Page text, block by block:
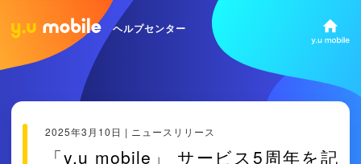
ヘルプセンター
2025年3月10日 | ニュースリリース
「y.u mobile」 サービス5周年を記